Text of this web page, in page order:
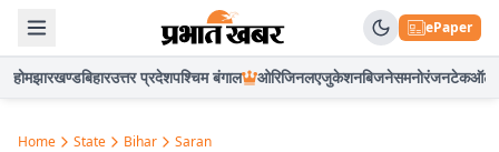
ePaper
होमझारखण्डबिहारउत्तर प्रदेशपश्चिम बंगाल ओरिजिनलएजुकेशनबिजनेसमनोरंजनटेकऑटो
Home State Bihar Saran